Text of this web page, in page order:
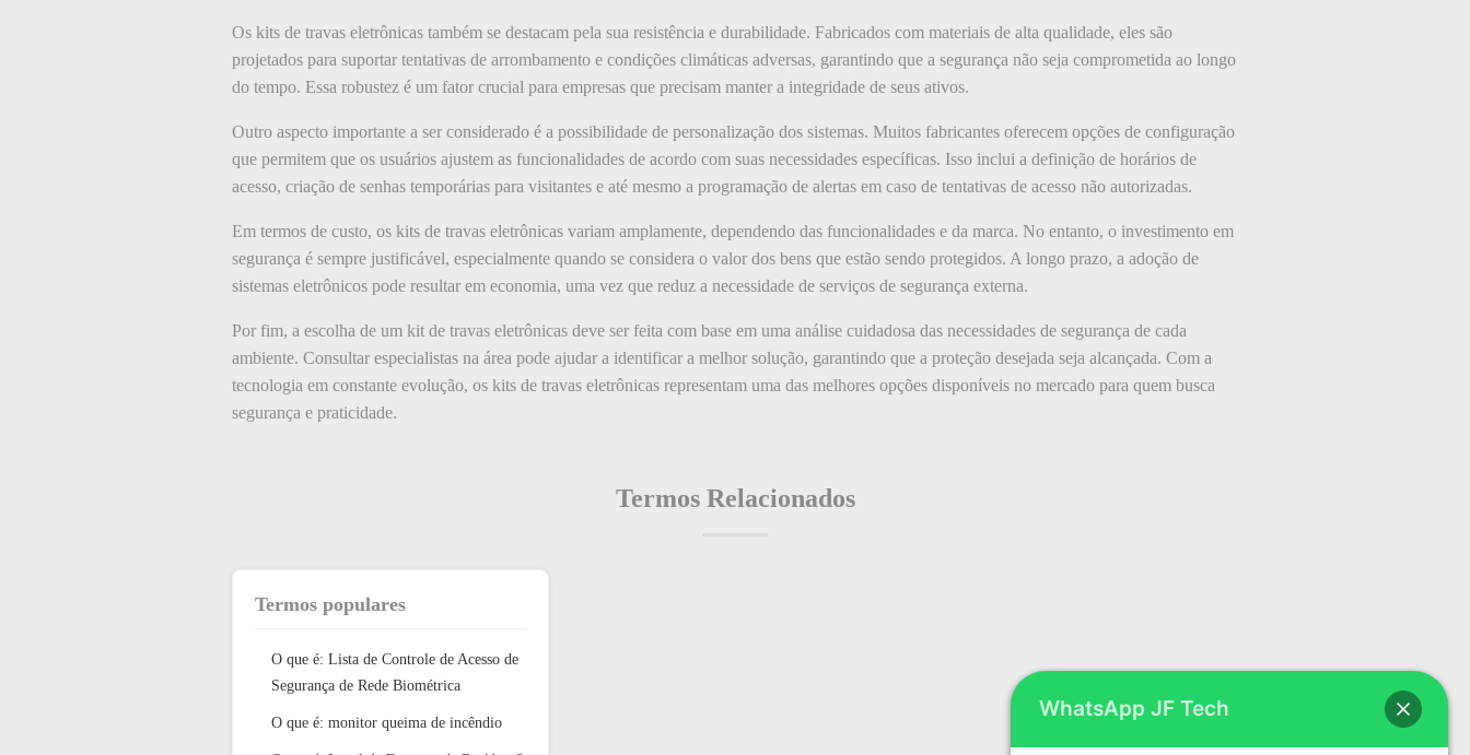
Os kits de travas eletrônicas também se destacam pela sua resistência e durabilidade. Fabricados com materiais de alta qualidade, eles são
projetados para suportar tentativas de arrombamento e condições climáticas adversas, garantindo que a segurança não seja comprometida ao longo
do tempo. Essa robustez é um fator crucial para empresas que precisam manter a integridade de seus ativos.
Outro aspecto importante a ser considerado é a possibilidade de personalização dos sistemas. Muitos fabricantes oferecem opções de configuração
que permitem que os usuários ajustem as funcionalidades de acordo com suas necessidades específicas. Isso inclui a definição de horários de
acesso, criação de senhas temporárias para visitantes e até mesmo a programação de alertas em caso de tentativas de acesso não autorizadas.
Em termos de custo, os kits de travas eletrônicas variam amplamente, dependendo das funcionalidades e da marca. No entanto, o investimento em
segurança é sempre justificável, especialmente quando se considera o valor dos bens que estão sendo protegidos. A longo prazo, a adoção de
sistemas eletrônicos pode resultar em economia, uma vez que reduz a necessidade de serviços de segurança externa.
Por fim, a escolha de um kit de travas eletrônicas deve ser feita com base em uma análise cuidadosa das necessidades de segurança de cada
ambiente. Consultar especialistas na área pode ajudar a identificar a melhor solução, garantindo que a proteção desejada seja alcançada. Com a
tecnologia em constante evolução, os kits de travas eletrônicas representam uma das melhores opções disponíveis no mercado para quem busca
segurança e praticidade.
Termos Relacionados
Termos populares
O que é: Lista de Controle de Acesso de
Segurança de Rede Biométrica
O que é: monitor queima de incêndio
WhatsApp JF Tech